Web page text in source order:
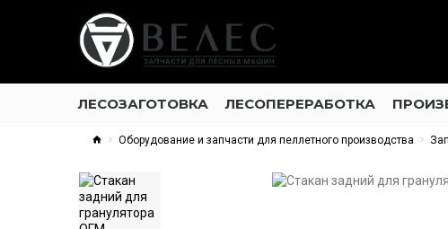
ЛЕСОЗАГОТОВКА ЛЕСОПЕРЕРАБОТКА
Оборудование и запчасти для пеллетного производства